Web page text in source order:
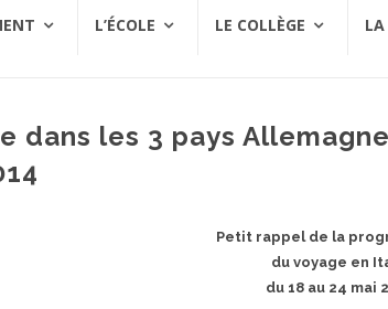
L’ÉCOLE LE COLLÈGE
dans les 3 pays
Petit rappel de la
du voyage en
du 18 au 24 mai